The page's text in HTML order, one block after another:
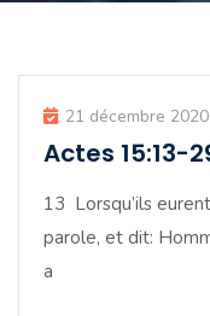
21 décembre 2020
Actes 15:13-
13 Lorsqu’ils
parole, et dit:
a